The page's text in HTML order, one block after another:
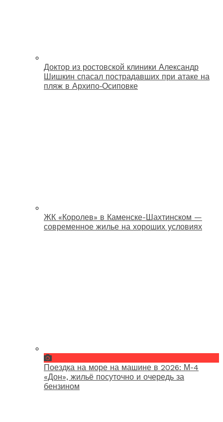
Доктор из ростовской клиники Александр
Шишкин спасал пострадавших при атаке на
пляж в Архипо‑Осиповке
ЖК «Королев» в Каменске-Шахтинском —
современное жилье на хороших условиях
Поездка на море на машине в 2026: М-4
«Дон», жильё посуточно и очередь за
бензином